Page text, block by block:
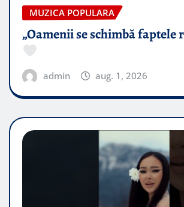
MUZICA POPULARA
„Oamenii se schimbă faptele
admin aug. 1, 2026